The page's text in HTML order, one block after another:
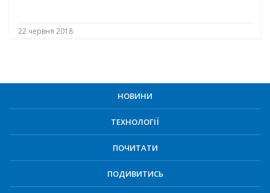
22 червня 2018
НОВИНИ
ТЕХНОЛОГІЇ
ПОЧИТАТИ
ПОДИВИТИСЬ